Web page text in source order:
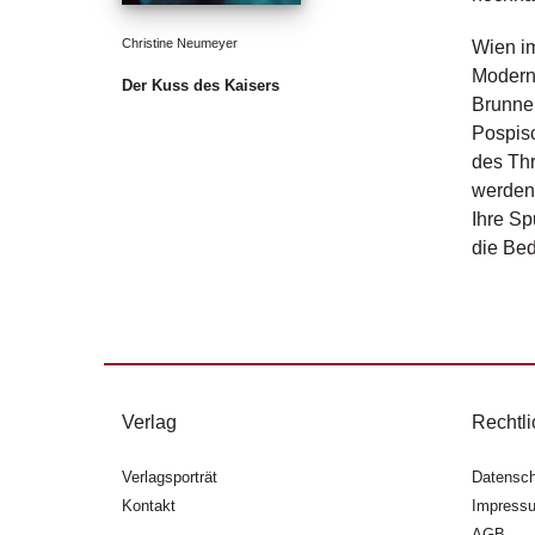
Wien
des
Ihre
die
Christine Neumeyer
Der Kuss des Kaisers
Verlag
Verlagsporträt
Kontakt